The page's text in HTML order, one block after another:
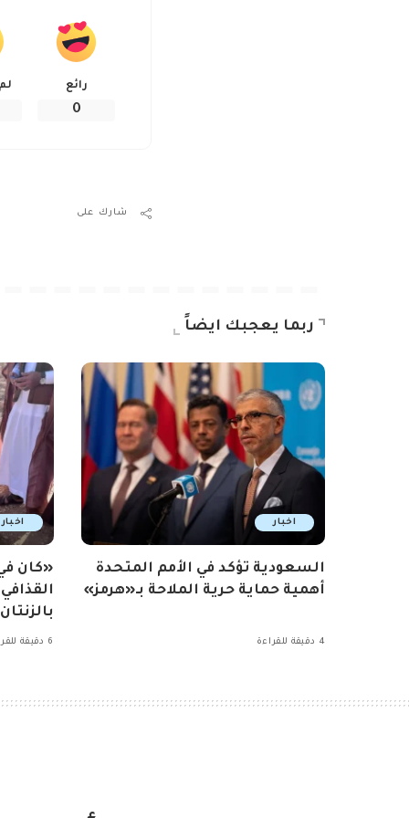
رائع
0
شارك على
ربما يعجبك ايضاً
اخبار
السعودية تؤكد في الأمم المتحدة
أهمية حماية حرية الملاحة بـ«هرمز»
4 دقيقة للقراءة
اخبار
«كان
بالزنتان
6 دقيقة للقراءة